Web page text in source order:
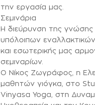
την εργασία μας.
Σεμινάρια
Η διεύρυνση της
υπόλοιπων
και εσωτερικής μας
σεμιναρίων.
Ο Νίκος Ζωγράφος, η
μαθητών γιόγκα, στο
Vinyasa Yoga, στη